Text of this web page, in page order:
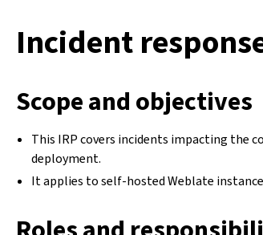
Incident
Scope and objectives
This IRP covers incidents impacting the
deployment.
It applies to self-hosted Weblate